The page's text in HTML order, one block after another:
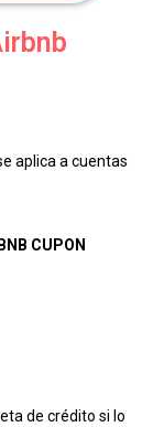
aplica a cuentas
CUPON
de crédito si lo